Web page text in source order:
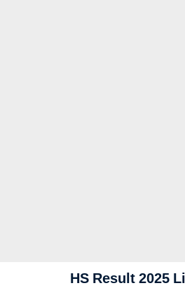
HS Result 2025